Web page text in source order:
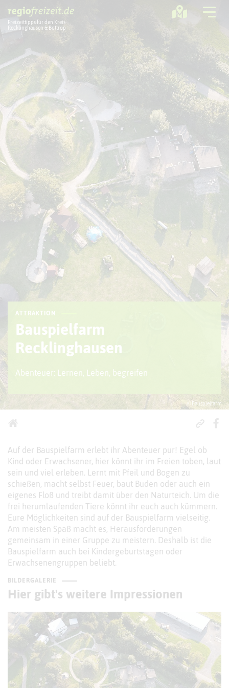
Freizeittipps für den Kreis
Recklinghausen & Bottrop
Ausflugstipps
Sport + Bewegung
Aktuelles
Freizeitregion
© Bauspielfarm
ATTRAKTION
Bauspielfarm
Recklinghausen
Abenteuer: Lernen, Leben, begreifen
Auf der Bauspielfarm erlebt ihr Abenteuer pur! Egel ob
Kind oder Erwachsener, hier könnt ihr im Freien toben, laut
sein und viel erleben. Lernt mit Pfeil und Bogen zu
schießen, macht selbst Feuer, baut Buden oder auch ein
eigenes Floß und treibt damit über den Naturteich. Um die
frei herumlaufenden Tiere könnt ihr euch auch kümmern.
Eure Möglichkeiten sind auf der Bauspielfarm vielseitig.
Am meisten Spaß macht es, Herausforderungen
gemeinsam in einer Gruppe zu meistern. Deshalb ist die
Bauspielfarm auch bei Kindergeburtstagen oder
Erwachsenengruppen beliebt.
BILDERGALERIE
Hier gibt's weitere Impressionen